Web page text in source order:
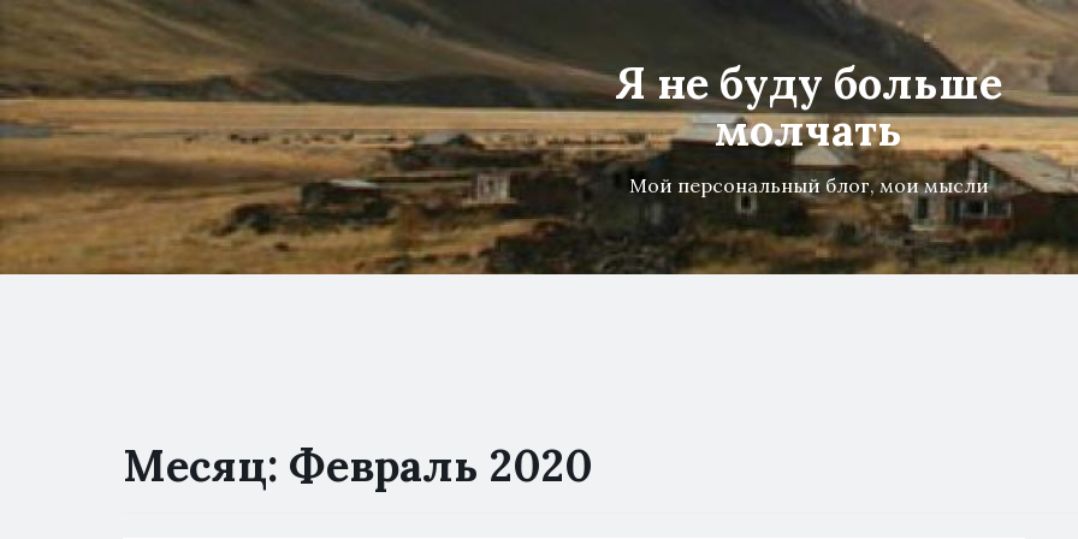
Я не буду больше
молчать
Мой персональный блог, мои мысли
Месяц: Февраль 2020